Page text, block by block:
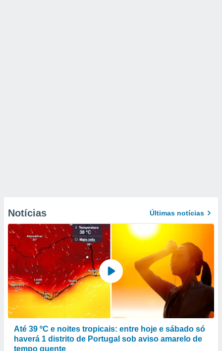
Notícias Últimas notícias
Até 39 ºC e noites tropicais: entre hoje e sábado só
haverá 1 distrito de Portugal sob aviso amarelo de
tempo quente